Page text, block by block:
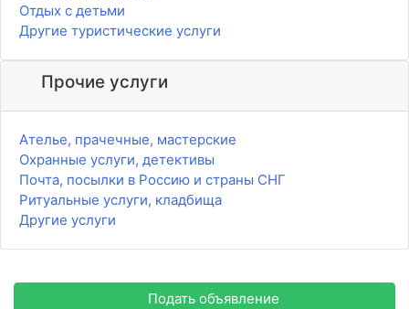
Отдых с детьми
Другие туристические услуги
Прочие услуги
Ателье, прачечные, мастерские
Охранные услуги, детективы
Почта, посылки в Россию и страны СНГ
Ритуальные услуги, кладбища
Другие услуги
Подать объявление